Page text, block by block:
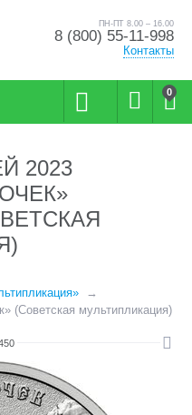
ПН-ПТ 8.00 – 16.00
8 (800) 55-11-998
Контакты
0
2023
(Советская мультипликация)